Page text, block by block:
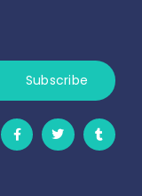
Subscribe